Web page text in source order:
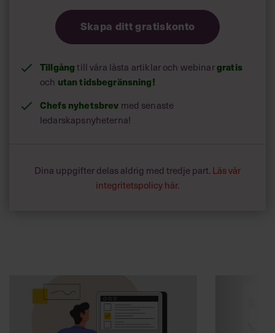
Skapa ditt gratiskonto
Tillgångtill våra låsta artiklar och webinargratis
och utan tidsbegränsning!
Chefs nyhetsbrev med senaste
ledarskapsnyheterna!
Dina uppgifter delas aldrig med tredje part. Läs vår
integritetspolicy här.